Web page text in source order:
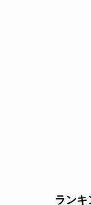
ラン